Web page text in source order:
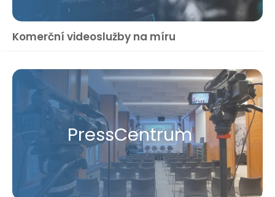
Komerční videoslužby na míru
Press​Centrum